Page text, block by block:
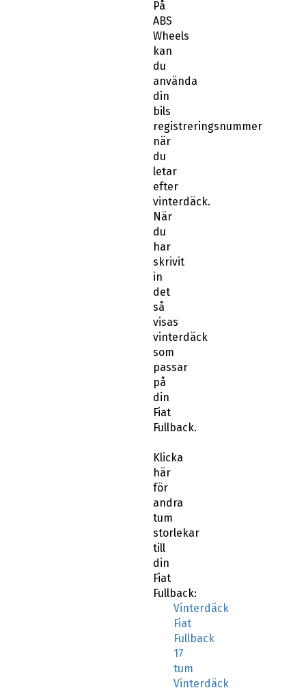
ABS
Wheels
kan
du
använda
din
bils
registreringsnummer
när
du
letar
efter
vinterdäck.
När
du
har
skrivit
in
det
så
visas
vinterdäck
som
passar
på
din
Fiat
Fullback.
här
för
andra
tum
storlekar
till
din
Fiat
Fullback:
Vinterdäck
Fiat
Fullback
17
tum
Vinterdäck
Fiat